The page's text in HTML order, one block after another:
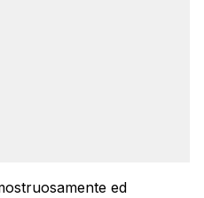
ed